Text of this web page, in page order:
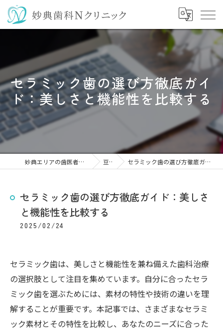
セラミック歯の選び方徹底ガイ
ド：美しさと機能性を比較する
妙典エリアの歯医者なら妙典歯科Nクリニック 豆知識 セラミック歯の選び方徹底ガイド：美しさと機能性を比較する
セラミック歯の選び方徹底ガイド：美しさ
と機能性を比較する
2025/02/24
セラミック歯は、美しさと機能性を兼ね備えた歯科治療
の選択肢として注目を集めています。自分に合ったセラ
ミック歯を選ぶためには、素材の特性や技術の違いを理
解することが重要です。本記事では、さまざまなセラミ
ック素材とその特性を比較し、あなたのニーズに合った